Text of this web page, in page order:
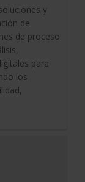
y
de
de proceso
para
los